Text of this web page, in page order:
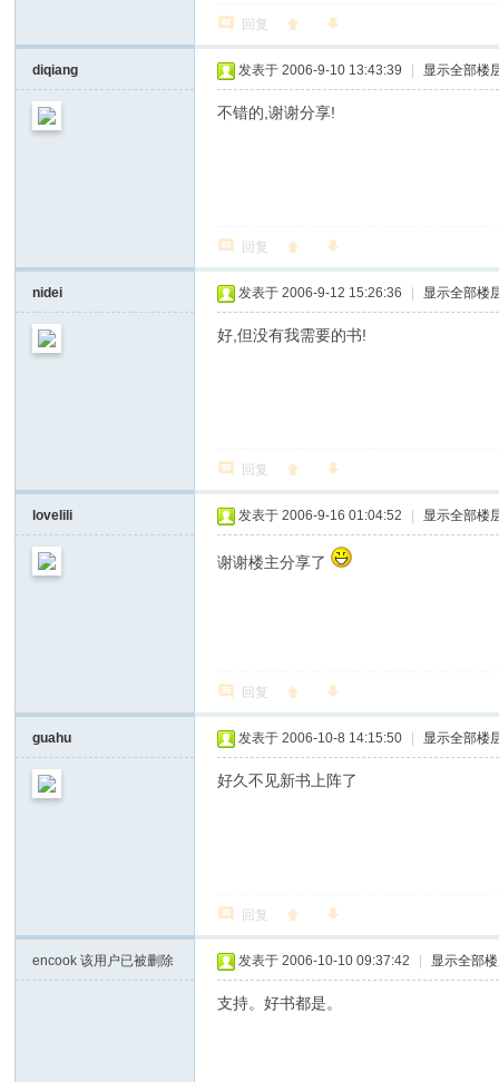
回复
diqiang 发表于 2006-9-10 13:43:39 显示全部楼
不错的,谢谢分享!
回复
nidei 发表于 2006-9-12 15:26:36 显示全部楼
好,但没有我需要的书!
回复
lovelili 发表于 2006-9-16 01:04:52 显示全部楼
谢谢楼主分享了
回复
guahu 发表于 2006-10-8 14:15:50 显示全部楼
好久不见新书上阵了
回复
encook该用户已被删除 发表于 2006-10-10 09:37:42 显示全部
支持。好书都是。